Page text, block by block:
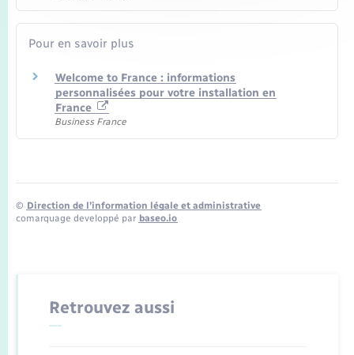
Pour en savoir plus
Welcome to France : informations
personnalisées pour votre installation en
France
Business France
© Direction de l’information légale et administrative
comarquage developpé par baseo.io
Retrouvez aussi